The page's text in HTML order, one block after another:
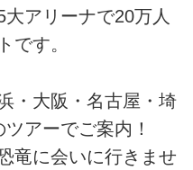
アリーナで20万人
です。
・大阪・名古屋・埼
アーでご案内！
竜に会いに行きませ